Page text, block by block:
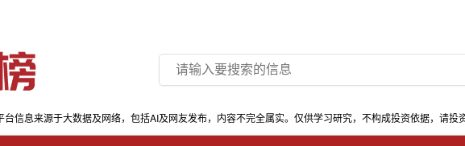
台信息来源于大数据及网络，包括AI及网友发布，内容不完全属实。仅供学习研究，不构成投资依据，请投